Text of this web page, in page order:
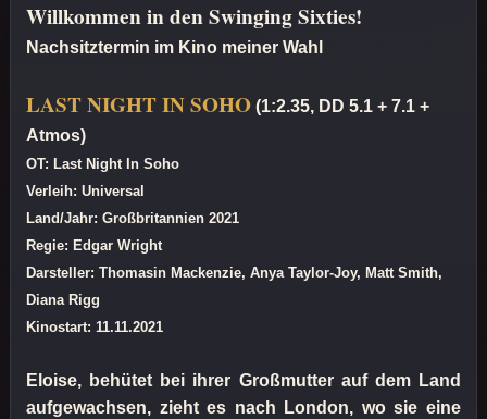
Willkommen in den Swinging Sixties!
Nachsitztermin im Kino meiner Wahl
LAST NIGHT IN SOHO (1:2.35, DD 5.1 + 7.1 +
Atmos)
OT: Last Night In Soho
Verleih: Universal
Land/Jahr: Großbritannien 2021
Regie: Edgar Wright
Darsteller: Thomasin Mackenzie, Anya Taylor-Joy, Matt Smith,
Diana Rigg
Kinostart: 11.11.2021
Eloise, behütet bei ihrer Großmutter auf dem Land
aufgewachsen, zieht es nach London, wo sie eine